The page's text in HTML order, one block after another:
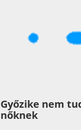
Győzike nem
nőknek